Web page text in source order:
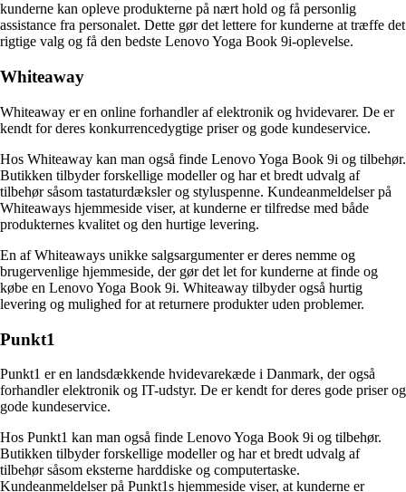
kunderne kan opleve produkterne på nært hold og få personlig
assistance fra personalet. Dette gør det lettere for kunderne at træffe det
rigtige valg og få den bedste Lenovo Yoga Book 9i-oplevelse.
Whiteaway
Whiteaway er en online forhandler af elektronik og hvidevarer. De er
kendt for deres konkurrencedygtige priser og gode kundeservice.
Hos Whiteaway kan man også finde Lenovo Yoga Book 9i og tilbehør.
Butikken tilbyder forskellige modeller og har et bredt udvalg af
tilbehør såsom tastaturdæksler og styluspenne. Kundeanmeldelser på
Whiteaways hjemmeside viser, at kunderne er tilfredse med både
produkternes kvalitet og den hurtige levering.
En af Whiteaways unikke salgsargumenter er deres nemme og
brugervenlige hjemmeside, der gør det let for kunderne at finde og
købe en Lenovo Yoga Book 9i. Whiteaway tilbyder også hurtig
levering og mulighed for at returnere produkter uden problemer.
Punkt1
Punkt1 er en landsdækkende hvidevarekæde i Danmark, der også
forhandler elektronik og IT-udstyr. De er kendt for deres gode priser og
gode kundeservice.
Hos Punkt1 kan man også finde Lenovo Yoga Book 9i og tilbehør.
Butikken tilbyder forskellige modeller og har et bredt udvalg af
tilbehør såsom eksterne harddiske og computertaske.
Kundeanmeldelser på Punkt1s hjemmeside viser, at kunderne er